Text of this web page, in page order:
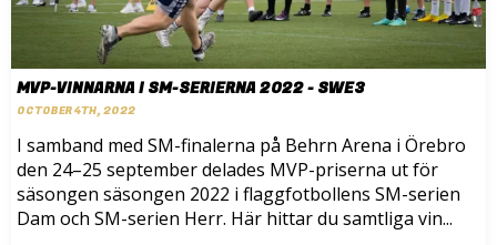
MVP-VINNARNA I SM-SERIERNA 2022 - SWE3
OCTOBER 4TH, 2022
I samband med SM-finalerna på Behrn Arena i Örebro
den 24–25 september delades MVP-priserna ut för
säsongen säsongen 2022 i flaggfotbollens SM-serien
Dam och SM-serien Herr. Här hittar du samtliga vin...